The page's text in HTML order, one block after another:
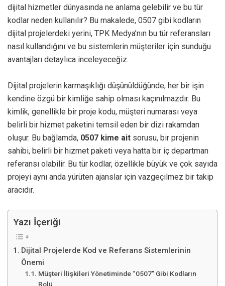
dijital hizmetler dünyasında ne anlama gelebilir ve bu tür
kodlar neden kullanılır? Bu makalede, 0507 gibi kodların
dijital projelerdeki yerini, TPK Medya’nın bu tür referansları
nasıl kullandığını ve bu sistemlerin müşteriler için sunduğu
avantajları detaylıca inceleyeceğiz.
Dijital projelerin karmaşıklığı düşünüldüğünde, her bir işin
kendine özgü bir kimliğe sahip olması kaçınılmazdır. Bu
kimlik, genellikle bir proje kodu, müşteri numarası veya
belirli bir hizmet paketini temsil eden bir dizi rakamdan
oluşur. Bu bağlamda, 0507 kime ait sorusu, bir projenin
sahibi, belirli bir hizmet paketi veya hatta bir iç departman
referansı olabilir. Bu tür kodlar, özellikle büyük ve çok sayıda
projeyi aynı anda yürüten ajanslar için vazgeçilmez bir takip
aracıdır.
Yazı İçeriği
Dijital Projelerde Kod ve Referans Sistemlerinin
Önemi
Müşteri İlişkileri Yönetiminde “0507” Gibi Kodların
Rolü